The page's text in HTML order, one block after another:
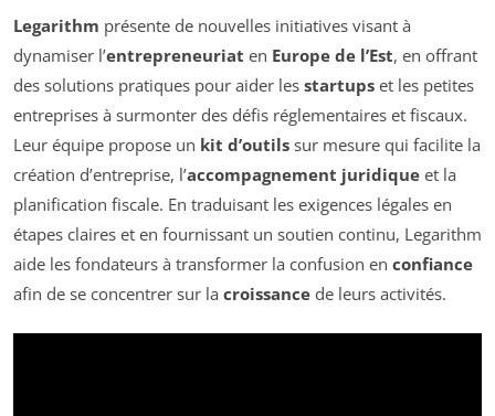
Legarithm présente de nouvelles initiatives visant à
dynamiser l’entrepreneuriat en Europe de l’Est, en offrant
des solutions pratiques pour aider les startups et les petites
entreprises à surmonter des défis réglementaires et fiscaux.
Leur équipe propose un kit d’outils sur mesure qui facilite la
création d’entreprise, l’accompagnement juridique et la
planification fiscale. En traduisant les exigences légales en
étapes claires et en fournissant un soutien continu, Legarithm
aide les fondateurs à transformer la confusion en confiance
afin de se concentrer sur la croissance de leurs activités.